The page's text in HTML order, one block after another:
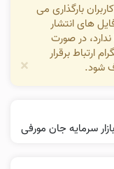
بارگذاری می
های انتشار
در صورت
ارتباط برقرار
شود.
×
سرمایه جان مورفی